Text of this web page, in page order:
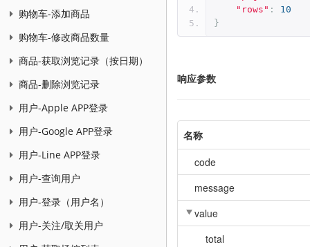
购物车-添加商品
购物车-修改商品数量
商品-获取浏览记录（按日期）
商品-删除浏览记录
用户-Apple APP登录
用户-Google APP登录
用户-Line APP登录
用户-查询用户
用户-登录（用户名）
用户-关注/取关用户
"rows" :
10
}
响应参数
名称
code
message
value
total